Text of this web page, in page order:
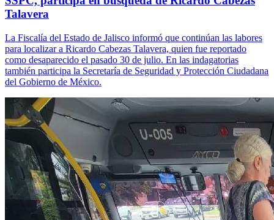
Talavera
La Fiscalía del Estado de Jalisco informó que continúan las labores
para localizar a Ricardo Cabezas Talavera, quien fue reportado
como desaparecido el pasado 30 de julio. En las indagatorias
también participa la Secretaría de Seguridad y Protección Ciudadana
del Gobierno de México.